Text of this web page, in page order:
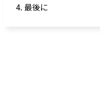
4. 最後に